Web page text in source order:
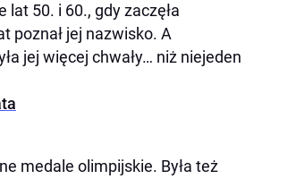
lat 50. i 60., gdy zaczęła
poznał jej nazwisko. A
jej więcej chwały… niż niejeden
medale olimpijskie. Była też